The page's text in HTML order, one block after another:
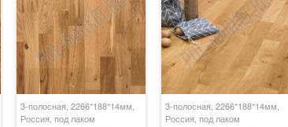
3-полосная, 2266*188*14мм,
Россия, под лаком
3-полосная, 2266*188*14мм,
Россия, под лаком